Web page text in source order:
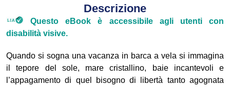
Descrizione
Questo eBook è accessibile agli utenti con
disabilità visive.
Quando si sogna una vacanza in barca a vela si immagina
il tepore del sole, mare cristallino, baie incantevoli e
l’appagamento di quel bisogno di libertà tanto agognata